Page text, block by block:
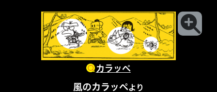
カラッペ
風のカラッペより